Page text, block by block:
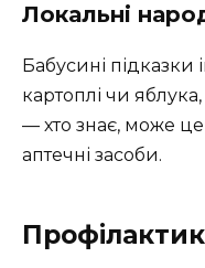
Локальні
Бабусині
картоплі чи
— хто знає, може
аптечні засоби.